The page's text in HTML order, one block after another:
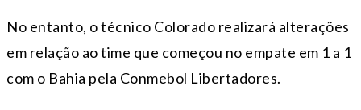
No entanto, o técnico Colorado realizará alterações
em relação ao time que começou no empate em 1 a 1
com o Bahia pela Conmebol Libertadores.